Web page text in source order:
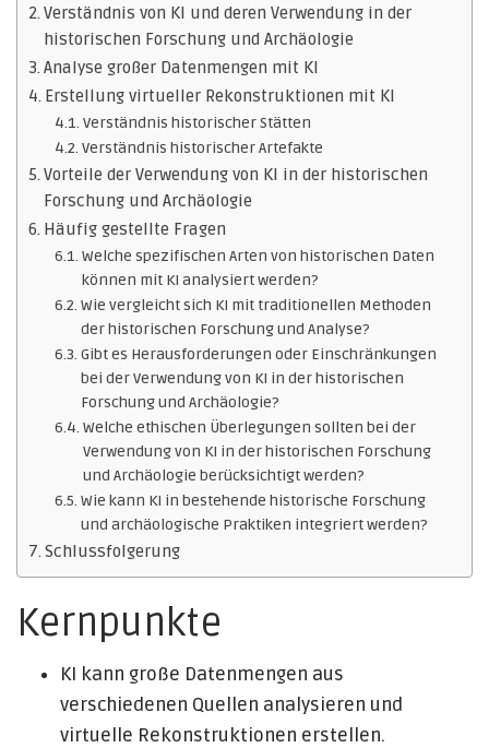
Verständnis von KI und deren Verwendung in der
historischen Forschung und Archäologie
Analyse großer Datenmengen mit KI
Erstellung virtueller Rekonstruktionen mit KI
Verständnis historischer Stätten
Verständnis historischer Artefakte
Vorteile der Verwendung von KI in der historischen
Forschung und Archäologie
Häufig gestellte Fragen
Welche spezifischen Arten von historischen Daten
können mit KI analysiert werden?
Wie vergleicht sich KI mit traditionellen Methoden
der historischen Forschung und Analyse?
Gibt es Herausforderungen oder Einschränkungen
bei der Verwendung von KI in der historischen
Forschung und Archäologie?
Welche ethischen Überlegungen sollten bei der
Verwendung von KI in der historischen Forschung
und Archäologie berücksichtigt werden?
Wie kann KI in bestehende historische Forschung
und archäologische Praktiken integriert werden?
Schlussfolgerung
Kernpunkte
KI kann große Datenmengen aus
verschiedenen Quellen analysieren und
virtuelle Rekonstruktionen erstellen.